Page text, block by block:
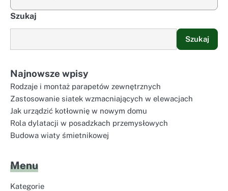
Szukaj
Szukaj
Najnowsze wpisy
Rodzaje i montaż parapetów zewnętrznych
Zastosowanie siatek wzmacniających w elewacjach
Jak urządzić kotłownię w nowym domu
Rola dylatacji w posadzkach przemysłowych
Budowa wiaty śmietnikowej
Menu
Kategorie